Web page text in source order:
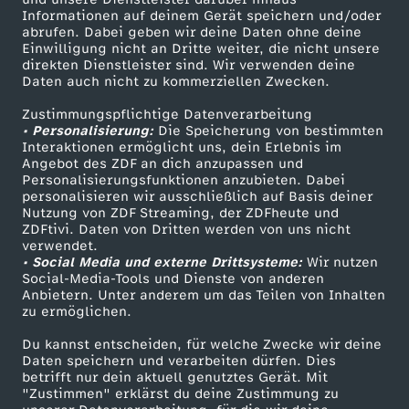
Informationen auf deinem Gerät speichern und/oder
abrufen. Dabei geben wir deine Daten ohne deine
Einwilligung nicht an Dritte weiter, die nicht unsere
direkten Dienstleister sind. Wir verwenden deine
Daten auch nicht zu kommerziellen Zwecken.
Zustimmungspflichtige Datenverarbeitung
• Personalisierung:Die Speicherung von bestimmten
Interaktionen ermöglicht uns, dein Erlebnis im
Angebot des ZDF an dich anzupassen und
Personalisierungsfunktionen anzubieten. Dabei
personalisieren wir ausschließlich auf Basis deiner
Nutzung von ZDF Streaming, der ZDFheute und
ZDFtivi. Daten von Dritten werden von uns nicht
verwendet.
• Social Media und externe Drittsysteme:Wir nutzen
Social-Media-Tools und Dienste von anderen
Anbietern. Unter anderem um das Teilen von Inhalten
zu ermöglichen.
Du kannst entscheiden, für welche Zwecke wir deine
Daten speichern und verarbeiten dürfen. Dies
betrifft nur dein aktuell genutztes Gerät. Mit
"Zustimmen" erklärst du deine Zustimmung zu
l
e
G
e
r
d
i
r
e
i
i
m
U
r
l
a
t
B
e
h
i
n
d
e
r
a
y
l
o
r
S
w
i
f
m
i
t
T
o
m
m
i
S
s
t
i
a
n
S
t
r
e
m
i
t
P
r
o
t
h
e
t
z
t
e
r
z
ä
h
l
S
p
r
a
c
h
e
a
d
t
r
i
p
–
5
N
o
e
l
g
o
e
s
c
ZDF-Apps
Smart TV
ZDFtext
Livestreams
Sendungen A-Z
TV-Programm
ZDFmitreden
Kontakt zum ZDF
Tickets
Zuschauerservice
Hilfe
ZDF Unternehmen
Karriere
ZDF goes Schule
Werbefernsehen